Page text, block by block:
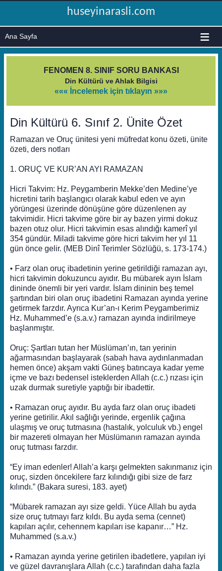
huseyinarasli.com
≡
FENOMEN 8. SINIF SORU BANKASI
Din Kültürü ve Ahlak Bilgisi
««« İncelemek için tıklayın »»»
Din Kültürü 6. Sınıf 2. Ünite Özet
Ramazan ve Oruç ünitesi yeni müfredat konu özeti, ünite
özeti, ders notları
1. ORUÇ VE KUR’AN AYI RAMAZAN
Hicri Takvim: Hz. Peygamberin Mekke’den Medine’ye
hicretini tarih başlangıcı olarak kabul eden ve ayın
yörüngesi üzerinde dönüşüne göre düzenlenen ay
takvimidir. Hicri takvime göre bir ay bazen yirmi dokuz
bazen otuz olur. Hicri takvimin esas alındığı kamerî yıl
354 gündür. Miladi takvime göre hicri takvim her yıl 11
gün önce gelir. (MEB Dinî Terimler Sözlüğü, s. 173-174.)
• Farz olan oruç ibadetinin yerine getirildiği ramazan ayı,
hicri takvimin dokuzuncu ayıdır. Bu mübarek ayın İslam
dininde önemli bir yeri vardır. İslam dininin beş temel
şartından biri olan oruç ibadetini Ramazan ayında yerine
getirmek farzdır. Ayrıca Kur’an-ı Kerim Peygamberimiz
Hz. Muhammed’e (s.a.v.) ramazan ayında indirilmeye
başlanmıştır.
Oruç: Şartları tutan her Müslüman’ın, tan yerinin
ağarmasından başlayarak (sabah hava aydınlanmadan
hemen önce) akşam vakti Güneş batıncaya kadar yeme
içme ve bazı bedensel isteklerden Allah (c.c.) rızası için
uzak durmak suretiyle yaptığı bir ibadettir.
• Ramazan oruç ayıdır. Bu ayda farz olan oruç ibadeti
yerine getirilir. Akıl sağlığı yerinde, ergenlik çağına
ulaşmış ve oruç tutmasına (hastalık, yolculuk vb.) engel
bir mazereti olmayan her Müslümanın ramazan ayında
oruç tutması farzdır.
“Ey iman edenler! Allah’a karşı gelmekten sakınmanız için
oruç, sizden öncekilere farz kılındığı gibi size de farz
kılındı.” (Bakara suresi, 183. ayet)
“Mübarek ramazan ayı size geldi. Yüce Allah bu ayda
size oruç tutmayı farz kıldı. Bu ayda sema (cennet)
kapıları açılır, cehennem kapıları ise kapanır…” Hz.
Muhammed (s.a.v.)
• Ramazan ayında yerine getirilen ibadetlere, yapılan iyi
ve güzel davranışlara Allah (c.c.) tarafından daha fazla